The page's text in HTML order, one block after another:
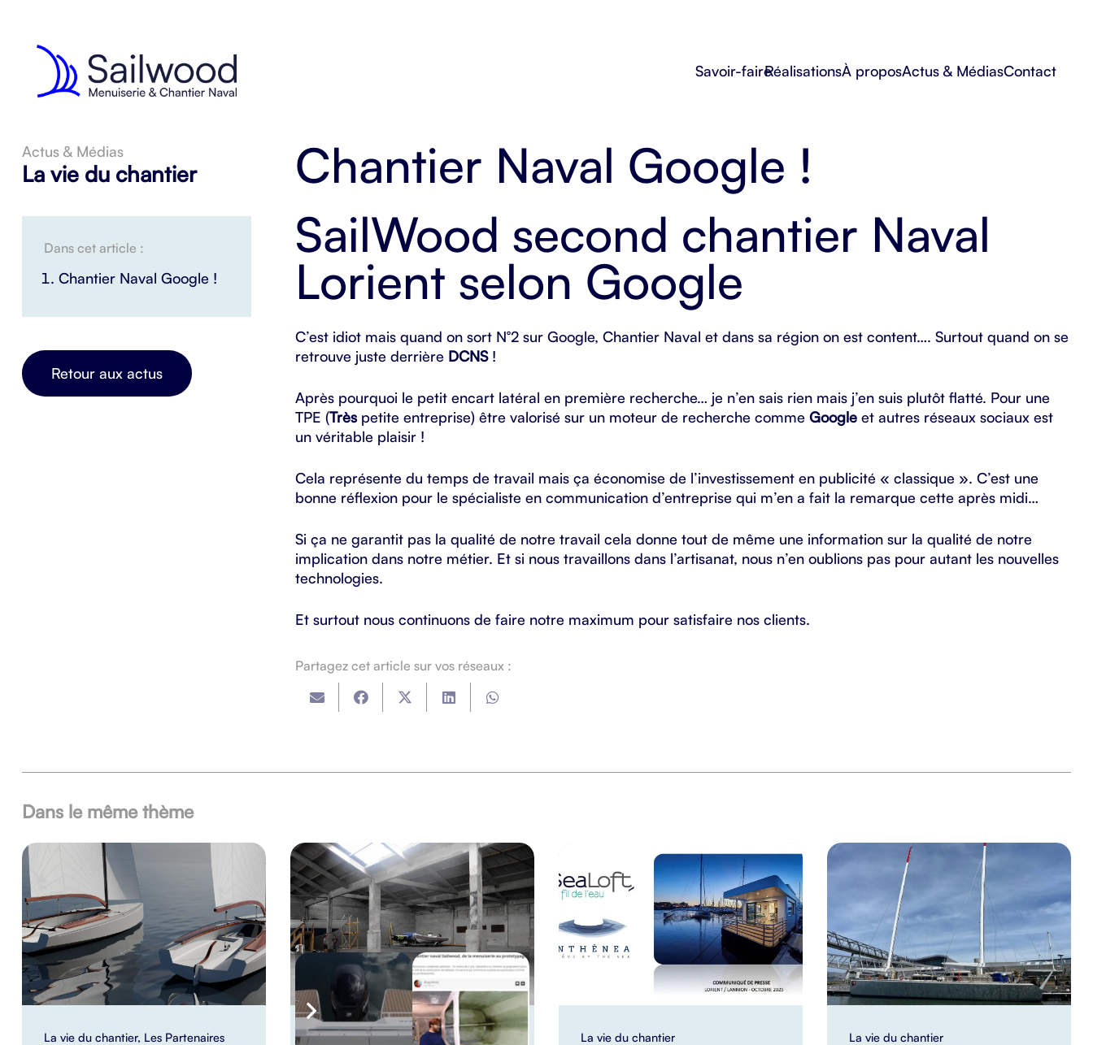
Savoir-faireRéalisationsÀ proposActus & MédiasContact
Actus & Médias
La vie du chantier
Dans cet article :
Chantier Naval Google !
Retour aux actus
Chantier Naval Google !
SailWood second chantier Naval
Lorient selon Google
C’est idiot mais quand on sort N°2 sur Google, Chantier Naval et dans sa région on est content…. Surtout quand on se
retrouve juste derrière DCNS!
Après pourquoi le petit encart latéral en première recherche… je n’en sais rien mais j’en suis plutôt flatté. Pour une
TPE (Très petite entreprise) être valorisé sur un moteur de recherche comme Google et autres réseaux sociaux est
un véritable plaisir !
Cela représente du temps de travail mais ça économise de l’investissement en publicité « classique ». C’est une
bonne réflexion pour le spécialiste en communication d’entreprise qui m’en a fait la remarque cette après midi…
Si ça ne garantit pas la qualité de notre travail cela donne tout de même une information sur la qualité de notre
implication dans notre métier. Et si nous travaillons dans l’artisanat, nous n’en oublions pas pour autant les nouvelles
technologies.
Et surtout nous continuons de faire notre maximum pour satisfaire nos clients.
Partagez cet article sur vos réseaux :
Dans le même thème
La vie du chantier, Les Partenaires La vie du chantier La vie du chantier La vie du chantier